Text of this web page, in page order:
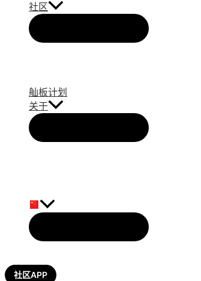
社区
舢板计划
关于
社区APP